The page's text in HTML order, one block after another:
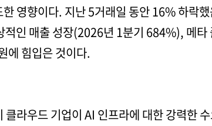
영향이다. 지난 5거래일 동안 16% 하락
적인 매출 성장(2026년 1분기 684%), 메
에 힘입은 것이다.
라우드 기업이 AI 인프라에 대한 강력한